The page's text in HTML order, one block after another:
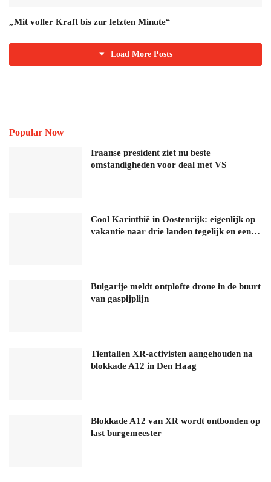
„Mit voller Kraft bis zur letzten Minute“
Load More Posts
Popular Now
Iraanse president ziet nu beste
omstandigheden voor deal met VS
Cool Karinthië in Oostenrijk: eigenlijk op
vakantie naar drie landen tegelijk en een…
Bulgarije meldt ontplofte drone in de buurt
van gaspijplijn
Tientallen XR-activisten aangehouden na
blokkade A12 in Den Haag
Blokkade A12 van XR wordt ontbonden op
last burgemeester